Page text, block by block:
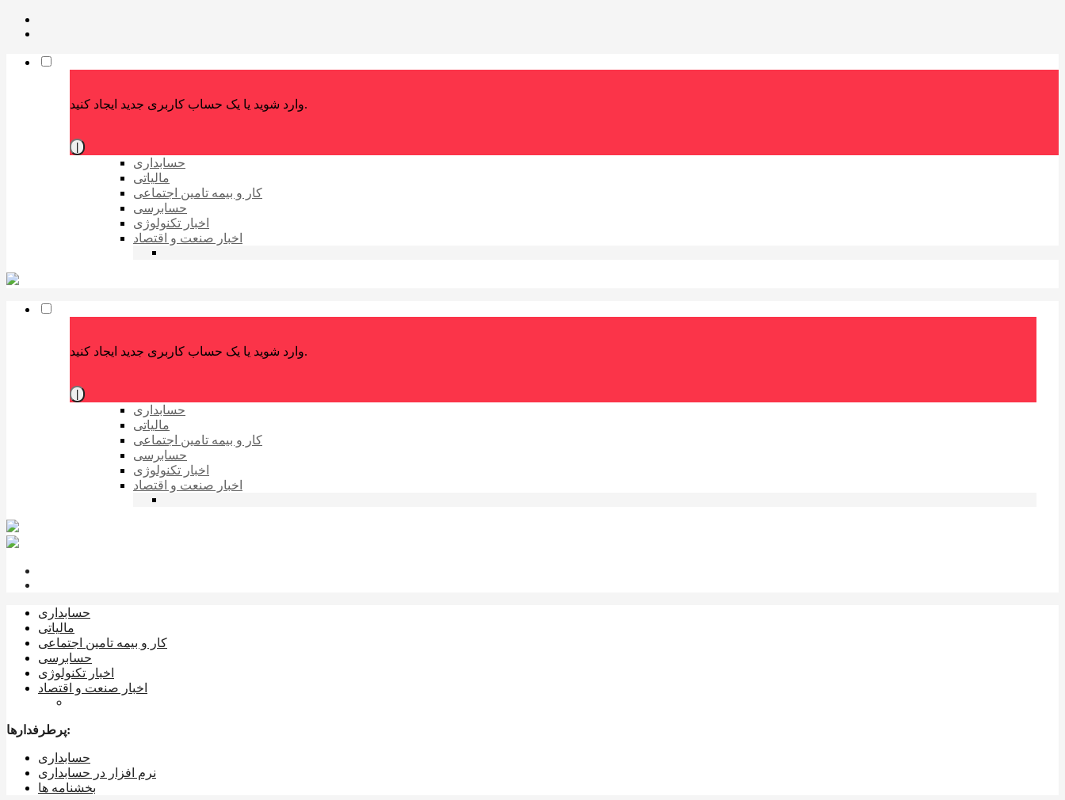
وارد شوید یا یک حساب کاربری جدید ایجاد کنید.
حسابداری
مالیاتی
کار و بیمه تامین اجتماعی
حسابرسی
اخبار تکنولوژی
اخبار صنعت و اقتصاد
وارد شوید یا یک حساب کاربری جدید ایجاد کنید.
حسابداری
مالیاتی
کار و بیمه تامین اجتماعی
حسابرسی
اخبار تکنولوژی
اخبار صنعت و اقتصاد
حسابداری
مالیاتی
کار و بیمه تامین اجتماعی
حسابرسی
اخبار تکنولوژی
اخبار صنعت و اقتصاد
پرطرفدارها:
حسابداری
نرم افزار در حسابداری
بخشنامه ها